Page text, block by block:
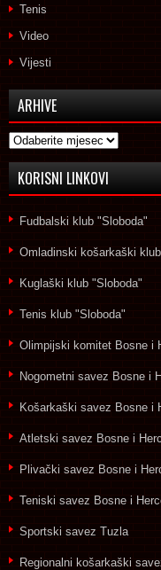
Tenis
Video
Vijesti
ARHIVE
Arhive
KORISNI LINKOVI
Fudbalski klub "Sloboda"
Omladinski košarkaški
Kuglaški klub "Sloboda"
Tenis klub "Sloboda"
Olimpijski komitet Bosne i
Nogometni savez Bosne i
Košarkaški savez Bosne i
Atletski savez Bosne i
Plivački savez Bosne i
Teniski savez Bosne i
Sportski savez Tuzla
Regionalni košarkaški